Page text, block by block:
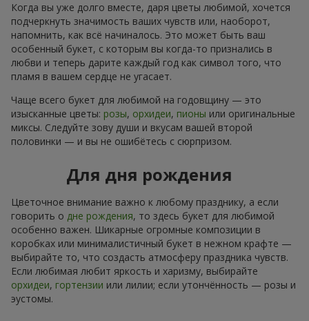
Когда вы уже долго вместе, даря цветы любимой, хочется
подчеркнуть значимость ваших чувств или, наоборот,
напомнить, как всё начиналось. Это может быть ваш
особенный букет, с которым вы когда-то признались в
любви и теперь дарите каждый год как символ того, что
пламя в вашем сердце не угасает.
Чаще всего букет для любимой на годовщину — это
изысканные цветы: розы, орхидеи, пионы или оригинальные
миксы. Следуйте зову души и вкусам вашей второй
половинки — и вы не ошибётесь с сюрпризом.
Для дня рождения
Цветочное внимание важно к любому празднику, а если
говорить о дне рождения, то здесь букет для любимой
особенно важен. Шикарные огромные композиции в
коробках или минималистичный букет в нежном крафте —
выбирайте то, что создасть атмосферу праздника чувств.
Если любимая любит яркость и харизму, выбирайте
орхидеи, гортензии или лилии; если утончённость — розы и
эустомы.